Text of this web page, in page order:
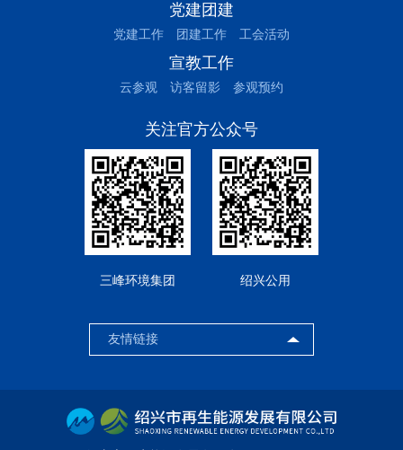
党建团建
党建工作 团建工作 工会活动
宣教工作
云参观 访客留影 参观预约
关注官方公众号
三峰环境集团 绍兴公用